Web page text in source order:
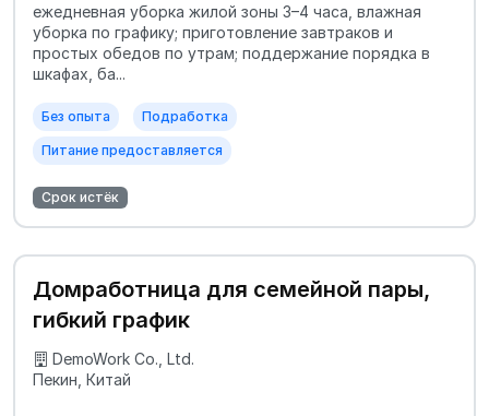
ежедневная уборка жилой зоны 3–4 часа, влажная
уборка по графику; приготовление завтраков и
простых обедов по утрам; поддержание порядка в
шкафах, ба...
Без опыта Подработка
Питание предоставляется
Срок истёк
Домработница для семейной пары,
гибкий график
DemoWork Co., Ltd.
Пекин, Китай